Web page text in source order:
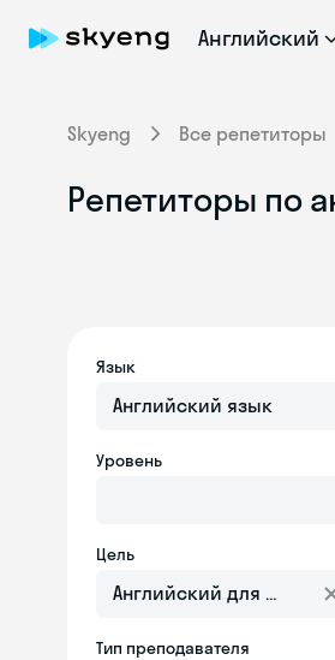
Английский
Skyeng Все репетиторы
Репетиторы по
Язык
Английский язык
Уровень
Цель
Английский для
Тип преподавателя